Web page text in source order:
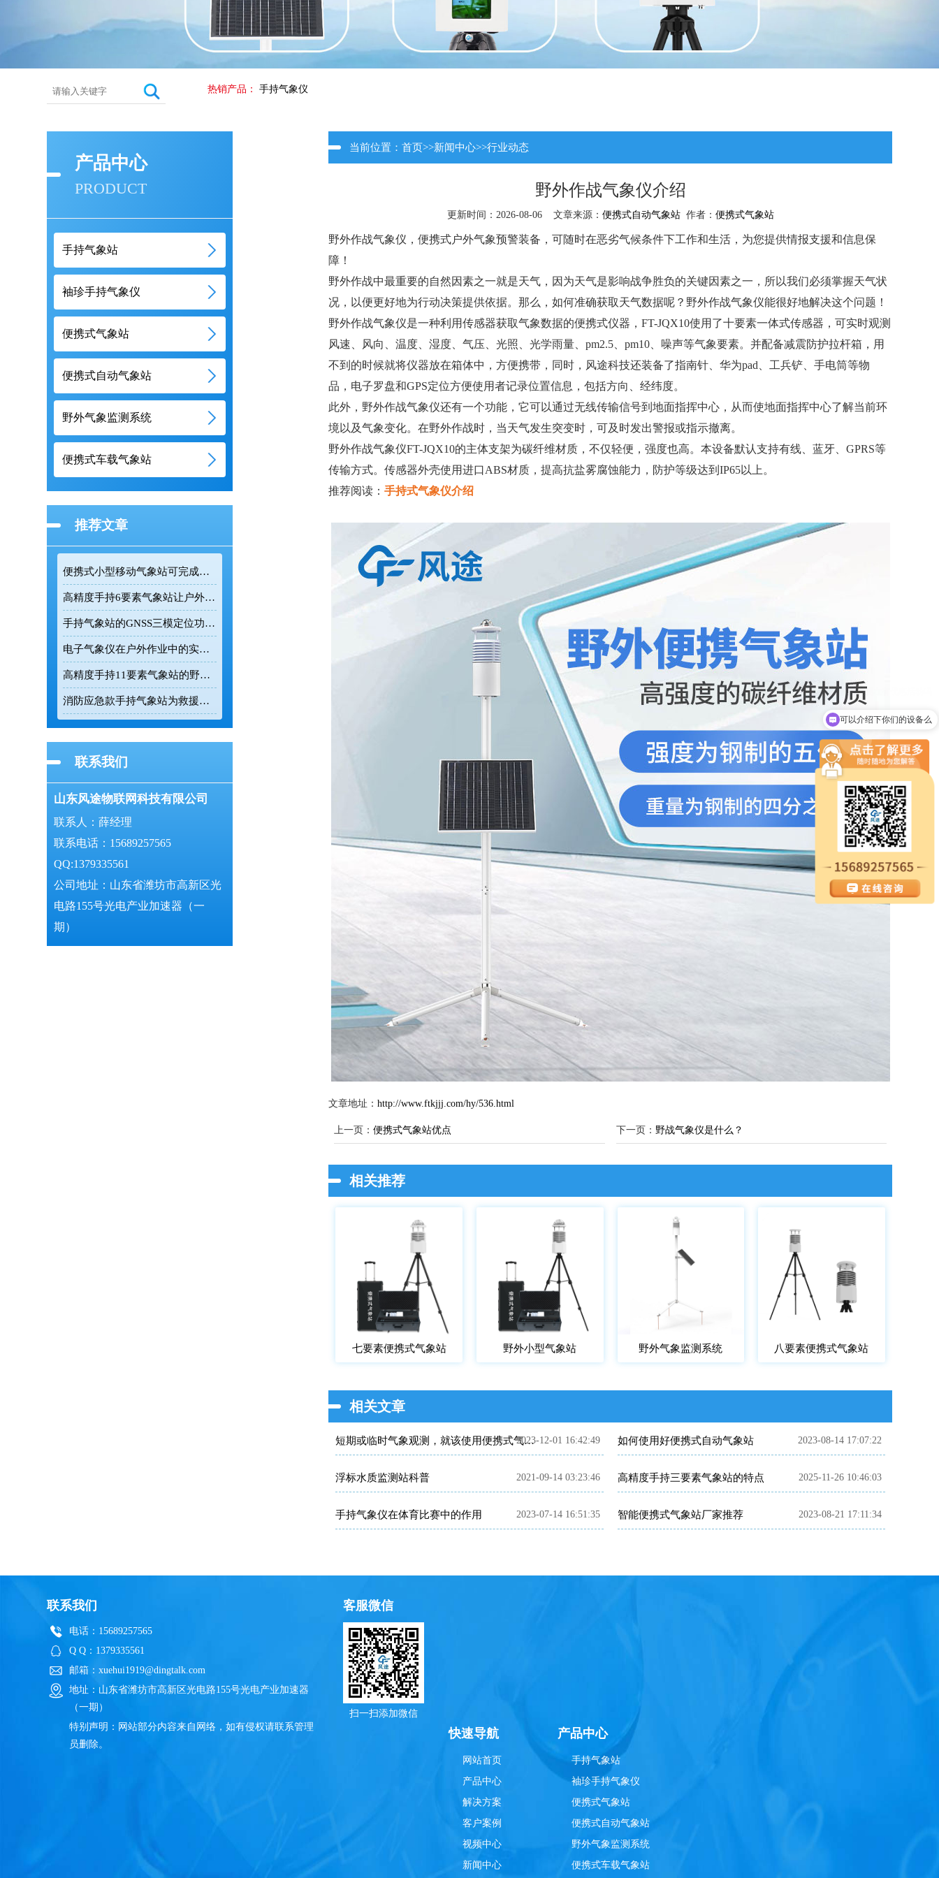
热销产品： 手持气象仪
产品中心
PRODUCT
手持气象站
袖珍手持气象仪
便携式气象站
便携式自动气象站
野外气象监测系统
便携式车载气象站
推荐文章
便携式小型移动气象站可完成户外多类气象参数精准采集
高精度手持6要素气象站让户外气象监测更加精准高效
手持气象站的GNSS三模定位功能让野外监测更精准
电子气象仪在户外作业中的实时数据监测价值
高精度手持11要素气象站的野外数据采集能力解析
消防应急款手持气象站为救援现场提供精准环境数据
联系我们
山东风途物联网科技有限公司
联系人：薛经理
联系电话：15689257565
QQ:1379335561
公司地址：山东省潍坊市高新区光
电路155号光电产业加速器（一
期）
当前位置：首页>>新闻中心>>行业动态
野外作战气象仪介绍
更新时间：2026-08-06 文章来源： 便携式自动气象站作者： 便携式气象站
野外作战气象仪，便携式户外气象预警装备，可随时在恶劣气候条件下工作和生活，为您提供情报支援和信息保
障！
野外作战中最重要的自然因素之一就是天气，因为天气是影响战争胜负的关键因素之一，所以我们必须掌握天气状
况，以便更好地为行动决策提供依据。那么，如何准确获取天气数据呢？野外作战气象仪能很好地解决这个问题！
野外作战气象仪是一种利用传感器获取气象数据的便携式仪器，FT-JQX10使用了十要素一体式传感器，可实时观测
风速、风向、温度、湿度、气压、光照、光学雨量、pm2.5、pm10、噪声等气象要素。并配备减震防护拉杆箱，用
不到的时候就将仪器放在箱体中，方便携带，同时，风途科技还装备了指南针、华为pad、工兵铲、手电筒等物
品，电子罗盘和GPS定位方便使用者记录位置信息，包括方向、经纬度。
此外，野外作战气象仪还有一个功能，它可以通过无线传输信号到地面指挥中心，从而使地面指挥中心了解当前环
境以及气象变化。在野外作战时，当天气发生突变时，可及时发出警报或指示撤离。
野外作战气象仪FT-JQX10的主体支架为碳纤维材质，不仅轻便，强度也高。本设备默认支持有线、蓝牙、GPRS等
传输方式。传感器外壳使用进口ABS材质，提高抗盐雾腐蚀能力，防护等级达到IP65以上。
推荐阅读：手持式气象仪介绍
文章地址：http://www.ftkjjj.com/hy/536.html
上一页：便携式气象站优点 下一页： 野战气象仪是什么？
相关推荐
七要素便携式气象站 野外小型气象站 野外气象监测系统 八要素便携式气象站
相关文章
短期或临时气象观测，就该使用便携式气象站！
2023-12-01 16:42:49 如何使用好便携式自动气象站 2023-08-14 17:07:22
浮标水质监测站科普 2021-09-14 03:23:46 高精度手持三要素气象站的特点 2025-11-26 10:46:03
手持气象仪在体育比赛中的作用 2023-07-14 16:51:35 智能便携式气象站厂家推荐 2023-08-21 17:11:34
联系我们
电话：15689257565
Q Q：1379335561
邮箱：xuehui1919@dingtalk.com
地址：山东省潍坊市高新区光电路155号光电产业加速器
（一期）
特别声明：网站部分内容来自网络，如有侵权请联系管理
员删除。
客服微信
扫一扫添加微信
快速导航
网站首页
产品中心
解决方案
客户案例
视频中心
新闻中心
产品中心
手持气象站
袖珍手持气象仪
便携式气象站
便携式自动气象站
野外气象监测系统
便携式车载气象站
可以介绍下你们的设备么